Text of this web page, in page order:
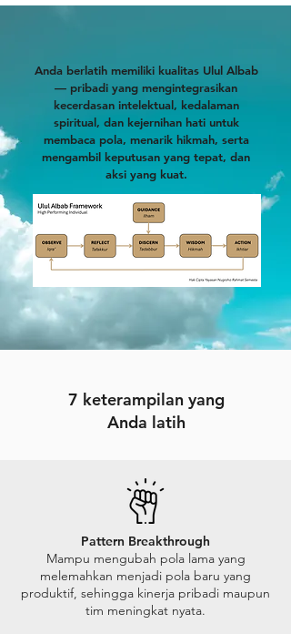
Anda berlatih memiliki kualitas Ulul Albab
— pribadi yang mengintegrasikan
kecerdasan intelektual, kedalaman
spiritual, dan kejernihan hati untuk
membaca pola, menarik hikmah, serta
mengambil keputusan yang tepat, dan
aksi yang kuat.
7 keterampilan yang
Anda latih
Pattern Breakthrough
Mampu mengubah pola lama yang
melemahkan menjadi pola baru yang
produktif, sehingga kinerja pribadi maupun
tim meningkat nyata.